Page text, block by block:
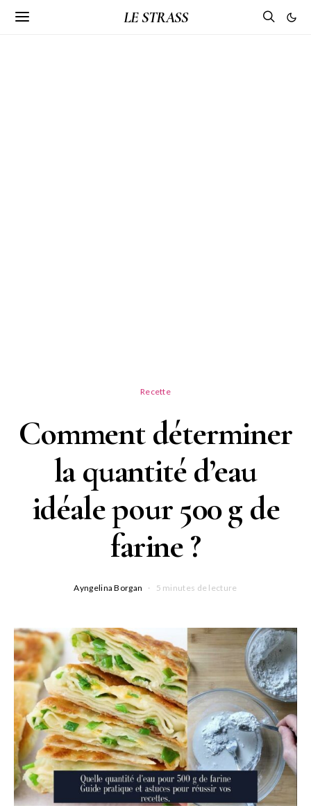
LE STRASS
Recette
Comment déterminer
la quantité d’eau
idéale pour 500 g de
farine ?
Ayngelina Borgan 5 minutes de lecture